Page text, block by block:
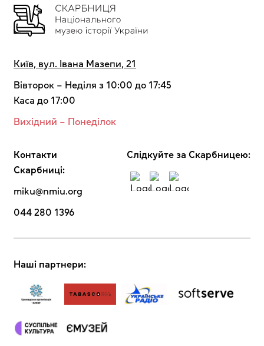
Київ, вул. Івана Мазепи, 21
Вівторок – Неділя з 10:00 до 17:45
Каса до 17:00
Вихідний – Понеділок
Контакти
Скарбниці:
miku@nmiu.org
044 280 1396
Cлідкуйте за Скарбницею:
Наші партнери: